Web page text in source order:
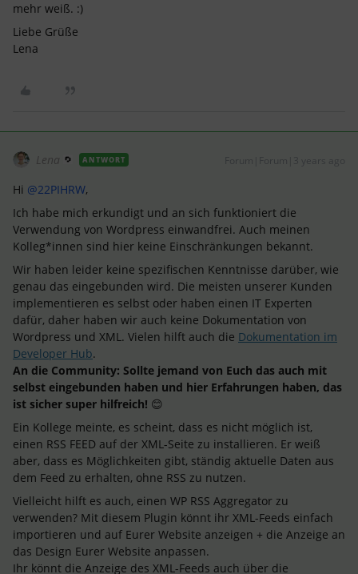
mehr weiß. :)
Liebe Grüße
Lena
Lena ANTWORT
Hi @22PIHRW,
Ich habe mich erkundigt und an sich funktioniert die
Verwendung von Wordpress einwandfrei. Auch meinen
Kolleg*innen sind hier keine Einschränkungen bekannt.
Wir haben leider keine spezifischen Kenntnisse darüber, wie
genau das eingebunden wird. Die meisten unserer Kunden
implementieren es selbst oder haben einen IT Experten
dafür, daher haben wir auch keine Dokumentation von
Wordpress und XML. Vielen hilft auch die Dokumentation im
Developer Hub.
An die Community: Sollte jemand von Euch das auch mit
selbst eingebunden haben und hier Erfahrungen haben, das
ist sicher super hilfreich! 😊
Ein Kollege meinte, es scheint, dass es nicht möglich ist,
einen RSS FEED auf der XML-Seite zu installieren. Er weiß
aber, dass es Möglichkeiten gibt, ständig aktuelle Daten aus
dem Feed zu erhalten, ohne RSS zu nutzen.
Vielleicht hilft es auch, einen WP RSS Aggregator zu
verwenden? Mit diesem Plugin könnt ihr XML-Feeds einfach
importieren und auf Eurer Website anzeigen + die Anzeige an
das Design Eurer Website anpassen.
Ihr könnt die Anzeige des XML-Feeds auch über die